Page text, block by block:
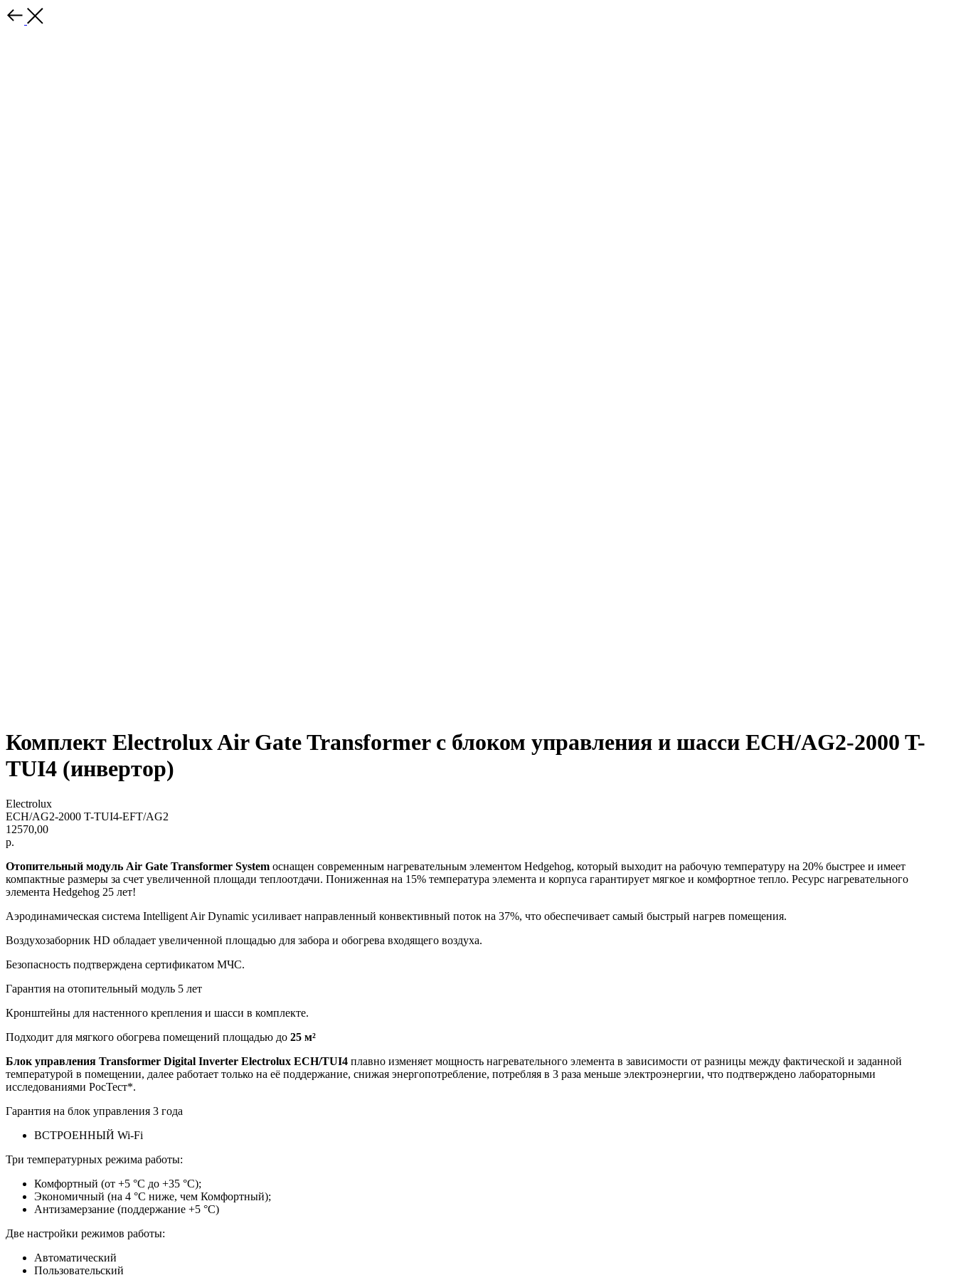
Комплект Electrolux Air Gate Transformer с блоком управления и шасси ECH/AG2-2000 T-
TUI4 (инвертор)
Electrolux
ECH/AG2-2000 T-TUI4-EFT/AG2
12570,00
р.
Отопительный модуль Air Gate Transformer System оснащен современным нагревательным элементом Hedgehog, который выходит на рабочую температуру на 20% быстрее и имеет
компактные размеры за счет увеличенной площади теплоотдачи. Пониженная на 15% температура элемента и корпуса гарантирует мягкое и комфортное тепло. Ресурс нагревательного
элемента Hedgehog 25 лет!
Аэродинамическая система Intelligent Air Dynamic усиливает направленный конвективный поток на 37%, что обеспечивает самый быстрый нагрев помещения.
Воздухозаборник HD обладает увеличенной площадью для забора и обогрева входящего воздуха.
Безопасность подтверждена сертификатом МЧС.
Гарантия на отопительный модуль 5 лет
Кронштейны для настенного крепления и шасси в комплекте.
Подходит для мягкого обогрева помещений площадью до 25 м²
Блок управления Transformer Digital Inverter Electrolux ECH/TUI4 плавно изменяет мощность нагревательного элемента в зависимости от разницы между фактической и заданной
температурой в помещении, далее работает только на её поддержание, снижая энергопотребление, потребляя в 3 раза меньше электроэнергии, что подтверждено лабораторными
исследованиями РосТест*.
Гарантия на блок управления 3 года
ВСТРОЕННЫЙ Wi-Fi
Три температурных режима работы:
Комфортный (от +5 °C до +35 °C);
Экономичный (на 4 °C ниже, чем Комфортный);
Антизамерзание (поддержание +5 °C)
Две настройки режимов работы:
Автоматический
Пользовательский